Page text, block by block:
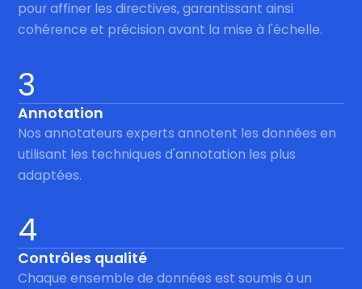
pour affiner les directives, garantissant ainsi
cohérence et précision avant la mise à l'échelle.
3
Annotation
Nos annotateurs experts annotent les données en
utilisant les techniques d'annotation les plus
adaptées.
4
Contrôles qualité
Chaque ensemble de données est soumis à un